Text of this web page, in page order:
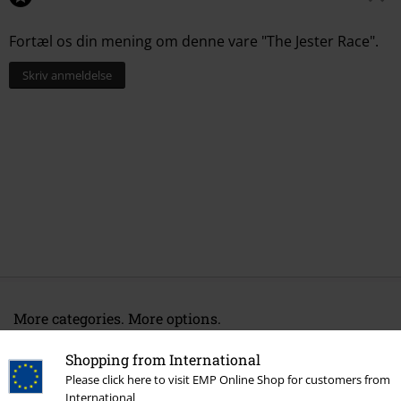
Shopping from International
Please click here to visit EMP Online Shop for customers from
International
Fortæl os din mening om denne vare "The Jester Race".
Skriv anmeldelse
More categories. More options.
Band Merch Genre Melodic Death Metal